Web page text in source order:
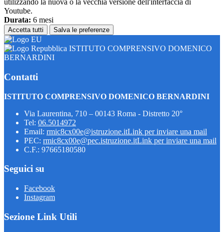
utilizzando la nuova o la vecchia versione dell'interfaccia di
Youtube.
Durata: 6 mesi
Accetta tutti Salva le preferenze
ISTITUTO COMPRENSIVO DOMENICO
BERNARDINI
Contatti
ISTITUTO COMPRENSIVO DOMENICO BERNARDINI
Via Laurentina, 710 – 00143 Roma - Distretto 20°
Tel: 06.5014972
Email: rmic8cx00e@istruzione.itLink per inviare una mail
PEC: rmic8cx00e@pec.istruzione.itLink per inviare una mail
C.F.: 97665180580
Seguici su
Facebook
Instagram
Sezione Link Utili